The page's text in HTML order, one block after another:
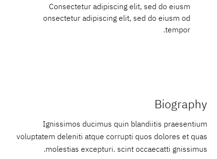
Consectetur adipiscing elit, sed do eiusm
onsectetur adipiscing elit, sed do eiusm od
tempor.
Biography
Ignissimos ducimus quin blandiitis praesentium
voluptatem deleniti atque corrupti quos dolores et quas
molestias excepturi. scint occaecatti gnissimus.